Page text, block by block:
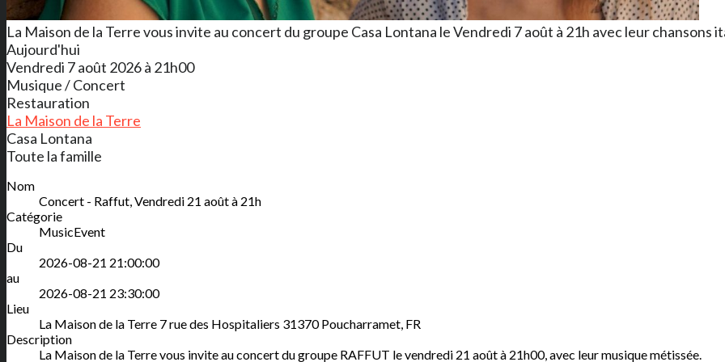
La Maison de la Terre vous invite au concert du groupe Casa Lontana le Vendredi 7 août à 21h avec leur chansons
Aujourd'hui
Vendredi 7 août 2026 à 21h00
Musique / Concert
Restauration
La Maison de la Terre
Casa Lontana
Toute la famille
Nom
Concert - Raffut, Vendredi 21 août à 21h
Catégorie
MusicEvent
Du
2026-08-21 21:00:00
au
2026-08-21 23:30:00
Lieu
La Maison de la Terre 7 rue des Hospitaliers 31370 Poucharramet FR
Description
La Maison de la Terre vous invite au concert du groupe RAFFUT le vendredi 21 août à 21h00, avec leur musique métissée.